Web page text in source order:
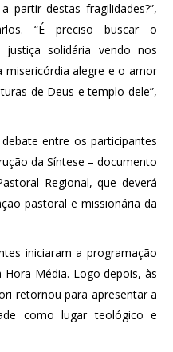
partir destas fragilidades?”,
“É preciso buscar o
solidária vendo nos
misericórdia alegre e o amor
de Deus e templo dele”,
entre os participantes
da Síntese – documento
Regional, que deverá
pastoral e missionária da
iniciaram a programação
Média. Logo depois, às
retornou para apresentar a
como lugar teológico e